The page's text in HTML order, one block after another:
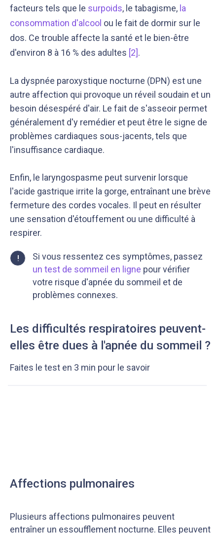
facteurs tels que le surpoids, le tabagisme, la
consommation d'alcool ou le fait de dormir sur le
dos. Ce trouble affecte la santé et le bien-être
d'environ 8 à 16 % des adultes [2].
La dyspnée paroxystique nocturne (DPN) est une
autre affection qui provoque un réveil soudain et un
besoin désespéré d'air. Le fait de s'asseoir permet
généralement d'y remédier et peut être le signe de
problèmes cardiaques sous-jacents, tels que
l'insuffisance cardiaque.
Enfin, le laryngospasme peut survenir lorsque
l'acide gastrique irrite la gorge, entraînant une brève
fermeture des cordes vocales. Il peut en résulter
une sensation d'étouffement ou une difficulté à
respirer.
!
Si vous ressentez ces symptômes, passez
un test de sommeil en ligne pour vérifier
votre risque d'apnée du sommeil et de
problèmes connexes.
Les difficultés respiratoires peuvent-
elles être dues à l'apnée du sommeil ?
Faites le test en 3 min pour le savoir
Affections pulmonaires
Plusieurs affections pulmonaires peuvent
entraîner un essoufflement nocturne. Elles peuvent